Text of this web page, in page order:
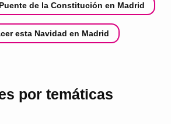
de la Constitución en Madrid
esta Navidad en Madrid
por temáticas